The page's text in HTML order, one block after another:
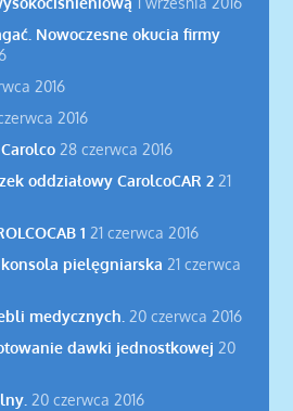
Nowoczesne okucia firmy
2016
2016
28 czerwca 2016
oddziałowy CarolcoCAR 2 21
1 21 czerwca 2016
pielęgniarska 21 czerwca
medycznych. 20 czerwca 2016
dawki jednostkowej 20
20 czerwca 2016